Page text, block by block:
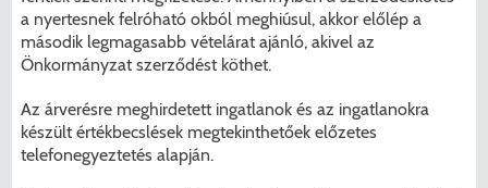
a nyertesnek felróható okból meghiúsul, akkor előlép a
második legmagasabb vételárat ajánló, akivel az
Önkormányzat szerződést köthet.
Az árverésre meghirdetett ingatlanok és az ingatlanokra
készült értékbecslések megtekinthetőek előzetes
telefonegyeztetés alapján.